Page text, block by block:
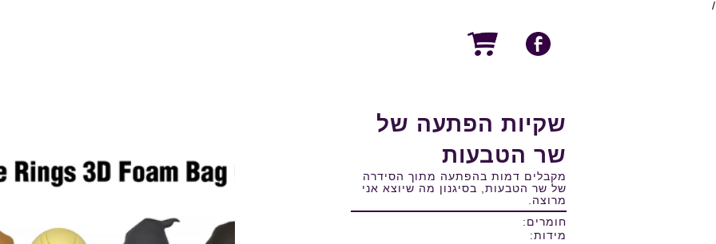
/
שקיות הפתעה של
שר הטבעות
מקבלים דמות בהפתעה מתוך הסידרה
של שר הטבעות, בסיגנון מה שיוצא אני
מרוצה.
חומרים:
מידות: